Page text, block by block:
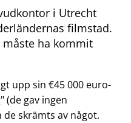
i Utrecht
filmstad.
ha kommit
upp sin €45 000 euro-
(de gav ingen
skrämts av något.